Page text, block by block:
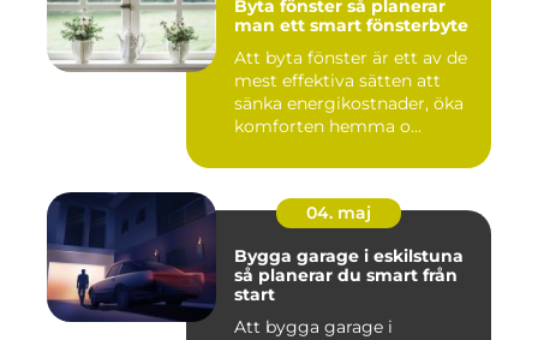
Byta fönster så planerar
man ett smart fönsterbyte
Att byta fönster är ett av de
mest effektiva sätten att
sänka energikostnader, öka
komforten hemma o...
04. maj
Bygga garage i eskilstuna
så planerar du smart från
start
Att bygga garage i